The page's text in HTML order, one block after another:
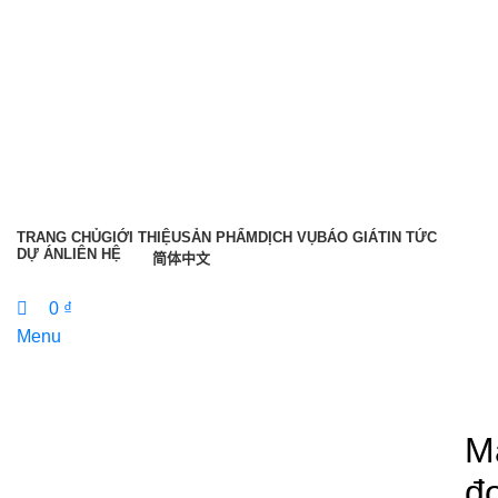
TRANG CHỦGIỚI THIỆUSẢN PHẨM DỊCH VỤBÁO GIÁTIN TỨC
DỰ ÁN LIÊN HỆ 简体中文
0 ₫
Menu